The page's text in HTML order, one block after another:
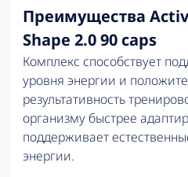
Преимущества
Shape 2.0 90 caps
Комплекс способствует
уровня энергии и
результативность
организму быстрее
поддерживает
энергии.